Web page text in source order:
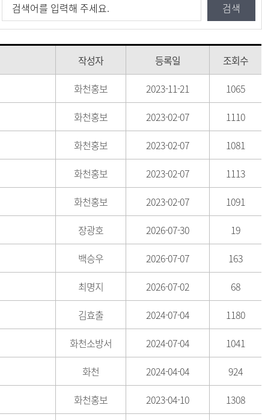
작성자 등록일
조회수
화천홍보 2023-11-21
1065
화천홍보 2023-02-07
1110
화천홍보 2023-02-07
1081
화천홍보 2023-02-07
1113
화천홍보 2023-02-07
1091
장광호 2026-07-30
19
백승우 2026-07-07
163
최명지 2026-07-02
68
김효출 2024-07-04
1180
화천소방서 2024-07-04
1041
화천 2024-04-04
924
화천홍보 2023-04-10
1308